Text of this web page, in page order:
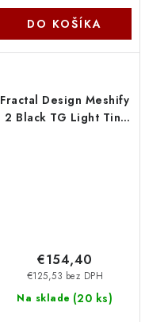
DO KOŠÍKA
Fractal Design Meshify
2 Black TG Light Tint
Na sklade (20 ks)
€125,53 bez DPH
€154,40